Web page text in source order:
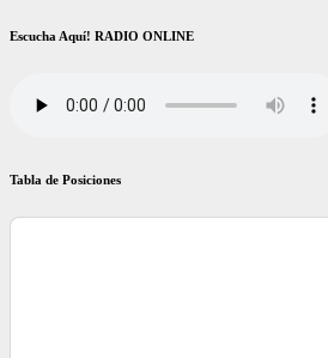
Escucha Aquí! RADIO ONLINE
Tabla de Posiciones